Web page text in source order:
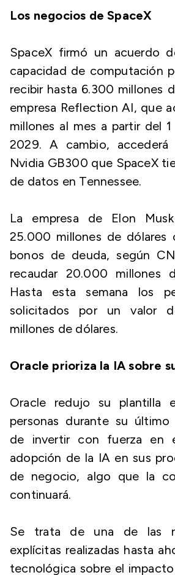
Los negocios de SpaceX
SpaceX firmó un acuerdo
capacidad de computación
recibir hasta 6.300 millones
empresa Reflection AI, que
millones al mes a partir del
2029. A cambio,
Nvidia GB300 que SpaceX
de datos en Tennessee.
La empresa de Elon
25.000 millones de dólares
bonos de deuda, según
recaudar 20.000 millones
Hasta esta semana los
solicitados por un valor
millones de dólares.
Oracle prioriza la IA sobre
Oracle redujo su plantilla
personas durante su
de invertir con fuerza en
adopción de la IA en sus
de negocio, algo que la
continuará.
Se trata de una de las
explícitas realizadas hasta
tecnológica sobre el